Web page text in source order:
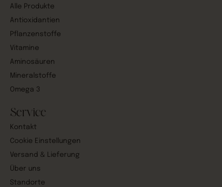
Alle Produkte
Antioxidantien
Pflanzenstoffe
Vitamine
Aminosäuren
Mineralstoffe
Omega 3
Service
Kontakt
Cookie Einstellungen
Versand & Lieferung
Über uns
Standorte